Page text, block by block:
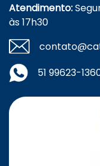
Atendimento:
às 17h30
51 99623-